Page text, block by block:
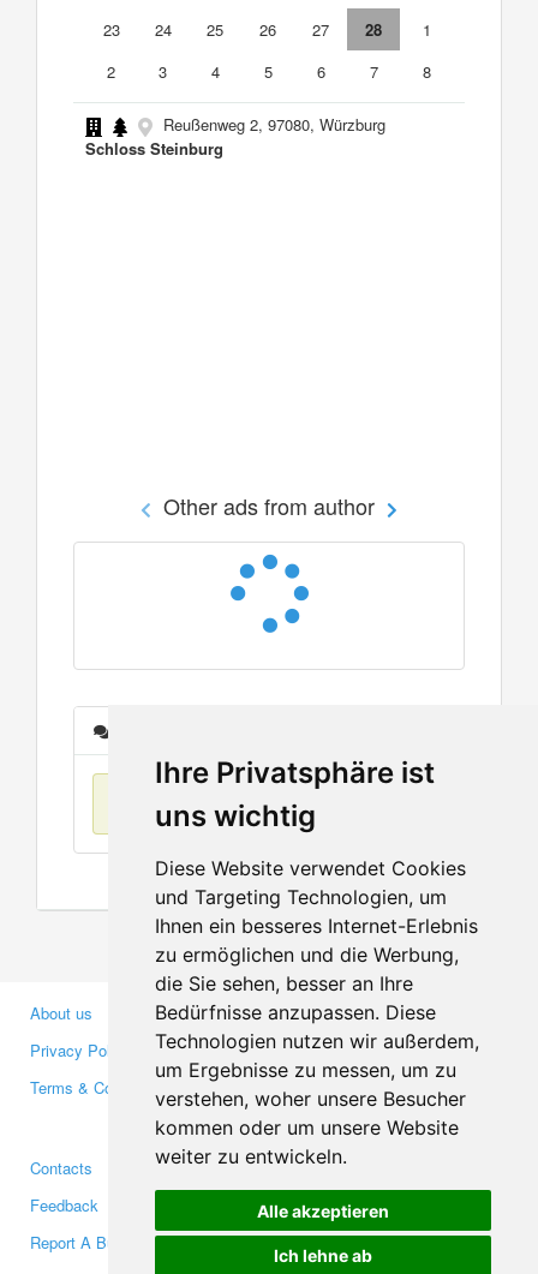
Ihre Privatsphäre ist
uns wichtig
Diese Website verwendet Cookies
und Targeting Technologien, um
Ihnen ein besseres Internet-Erlebnis
zu ermöglichen und die Werbung,
die Sie sehen, besser an Ihre
Bedürfnisse anzupassen. Diese
Technologien nutzen wir außerdem,
um Ergebnisse zu messen, um zu
verstehen, woher unsere Besucher
kommen oder um unsere Website
weiter zu entwickeln.
Alle akzeptieren
Ich lehne ab
23
24 25 26 27 28
1
2
3 4 5 6 7 8
Reußenweg 2, 97080, Würzburg
Schloss Steinburg
Other ads from author
No items found
About us
Privacy Policy
Terms & Conditions
Business Partners
Investors
Media
Contacts
Feedback
Report A Bug
Facebook
Twitter
YouTube